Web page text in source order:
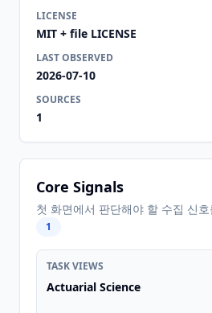
LICENSE
MIT + file LICENSE
LAST OBSERVED
2026-07-10
SOURCES
1
Core Signals
첫 화면에서 판단해야 할 수집 신
1
TASK VIEWS
Actuarial Science